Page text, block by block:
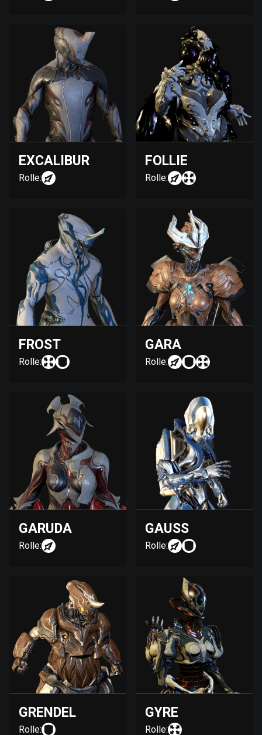
EXCALIBUR
Rolle:
FOLLIE
Rolle:
FROST
Rolle:
GARA
Rolle:
GARUDA
Rolle:
GAUSS
Rolle:
GRENDEL
Rolle:
GYRE
Rolle: